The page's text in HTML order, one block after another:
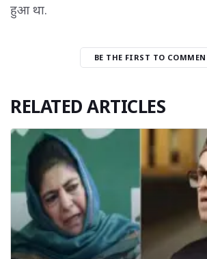
हुआ था.
BE THE FIRST TO
RELATED ARTICLES